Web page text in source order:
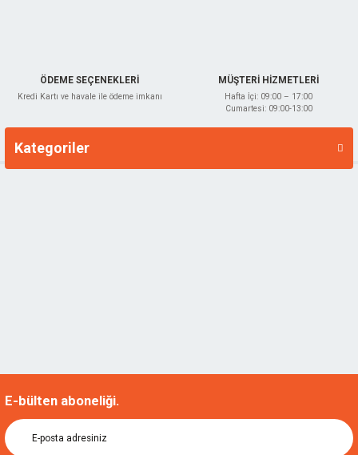
ÖDEME SEÇENEKLERİ
Kredi Kartı ve havale ile ödeme imkanı
MÜŞTERİ HİZMETLERİ
Hafta İçi: 09:00 – 17:00
Cumartesi: 09:00-13:00
Kategoriler
Markalar
E-bülten aboneliği.